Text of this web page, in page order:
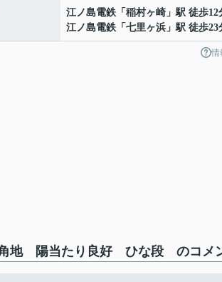
江ノ島電鉄 「 稲村ヶ崎 」駅 徒歩12
江ノ島電鉄 「 七里ヶ浜 」駅 徒歩23
情
地 陽当たり良好 ひな段 のコメ